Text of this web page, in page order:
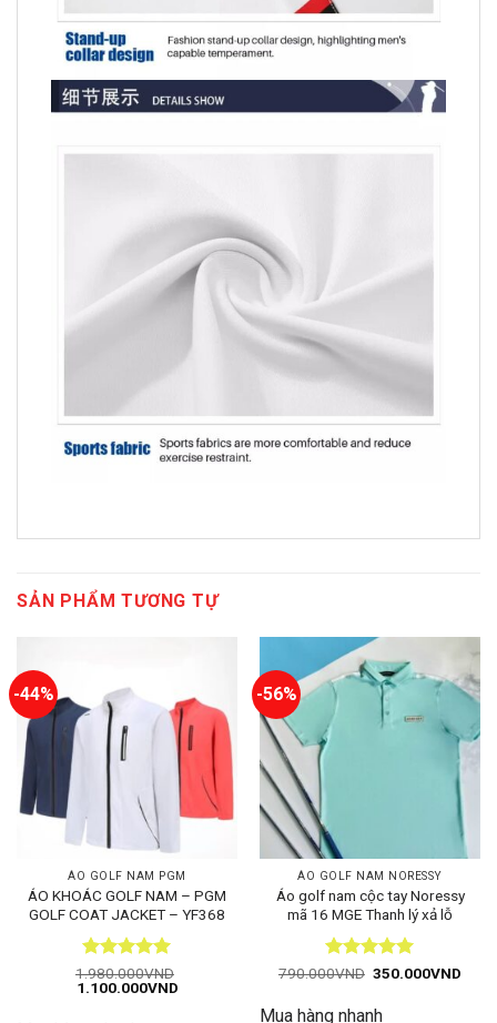
SẢN PHẨM TƯƠNG TỰ
-44%
ÁO GOLF NAM PGM
ÁO KHOÁC GOLF NAM – PGM
GOLF COAT JACKET – YF368
Được xếp
hạng55
1.980.000VND
Giá
1.100.000VNDGiá
-56%
ÁO GOLF NAM NORESSY
Áo golf nam cộc tay Noressy
mã 16 MGE Thanh lý xả lỗ
Được xếp
sao
790.000VND Giá
790.000VND.
350.000VND
Mua hàng nhanh